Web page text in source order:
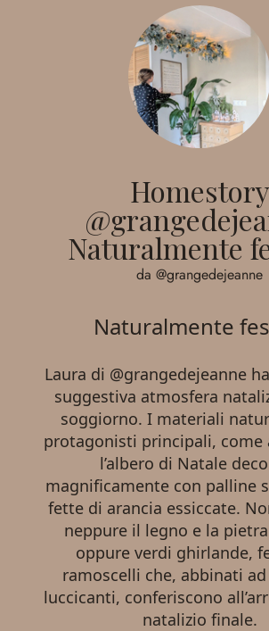
Homestory
Naturalmente
da @grangedejeanne
Naturalmente
Laura di @grangedejeanne
suggestiva atmosfera
soggiorno. I materiali
protagonisti principali, come
l’albero di Natale
magnificamente con palline
fette di arancia essiccate.
neppure il legno e la
oppure verdi ghirlande,
ramoscelli che, abbinati
luccicanti, conferiscono
natalizio finale.